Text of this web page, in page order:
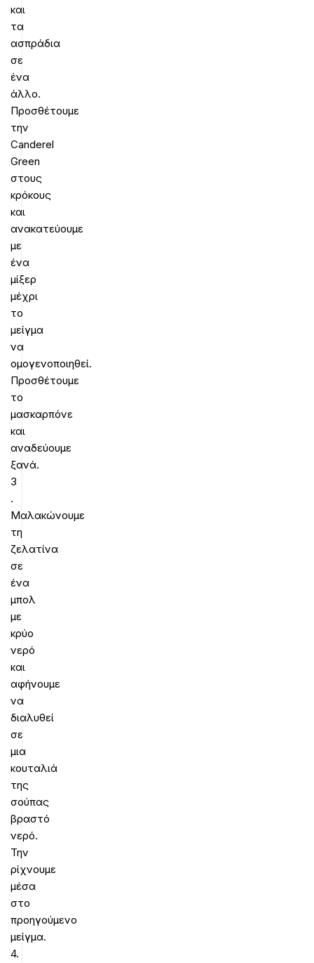
και
τα
ασπράδια
σε
ένα
άλλο.
Προσθέτουμε
την
Canderel
Green
στους
κρόκους
και
ανακατεύουμε
με
ένα
μίξερ
μέχρι
το
μείγμα
να
ομογενοποιηθεί.
Προσθέτουμε
το
μασκαρπόνε
και
αναδεύουμε
ξανά.
3
.
Μαλακώνουμε
τη
ζελατίνα
σε
ένα
μπολ
με
κρύο
νερό
και
αφήνουμε
να
διαλυθεί
σε
μια
κουταλιά
της
σούπας
βραστό
νερό.
Την
ρίχνουμε
μέσα
στο
προηγούμενο
μείγμα.
4.